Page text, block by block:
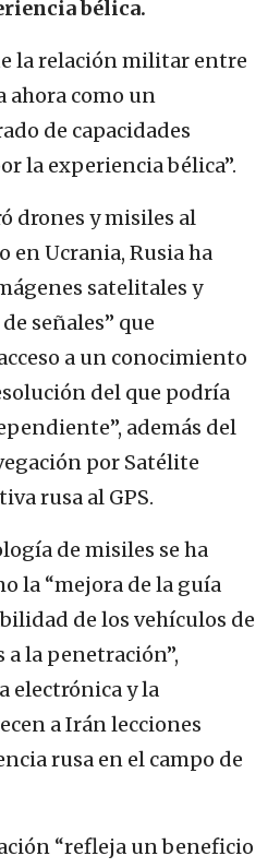
bélica.
la relación militar entre
ahora como un
de capacidades
la experiencia bélica”.
drones y misiles al
en Ucrania, Rusia ha
satelitales y
señales” que
a un conocimiento
del que podría
además del
por Satélite
rusa al GPS.
de misiles se ha
la “mejora de la guía
de los vehículos de
a la penetración”,
electrónica y la
a Irán lecciones
rusa en el campo de
“refleja un beneficio